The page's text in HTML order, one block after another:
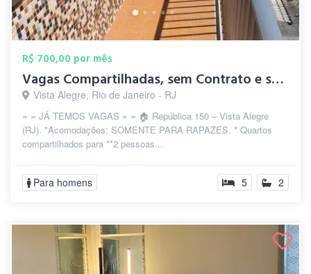
R$ 700,00 por mês
Vagas Compartilhadas, sem Contrato e sem...
Vista Alegre, Rio de Janeiro - RJ
= = JÁ TEMOS VAGAS = = 🏠 República 150 – Vista Alegre
(RJ). *Acomodações: SOMENTE PARA RAPAZES. * Quartos
compartilhados para **2 pessoas...
Para homens 5 2